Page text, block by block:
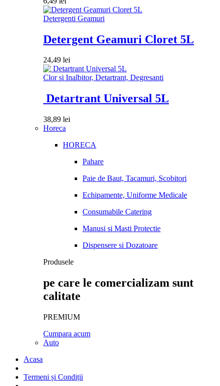
Detergenti Geamuri
Detergent Geamuri Cloret 5L
24,49 lei
Clor si Inalbitor, Detartrant, Degresanti
Detartrant Universal 5L
38,89 lei
Horeca
HORECA
Pahare
Paie de Baut, Tacamuri, Scobitori
Echipamente, Uniforme Medicale
Consumabile Catering
Manusi si Masti Protectie
Dispensere si Dozatoare
Produsele
pe care le comercializam sunt
calitate
PREMIUM
Cumpara acum
Auto
Acasa
Termeni și Condiții